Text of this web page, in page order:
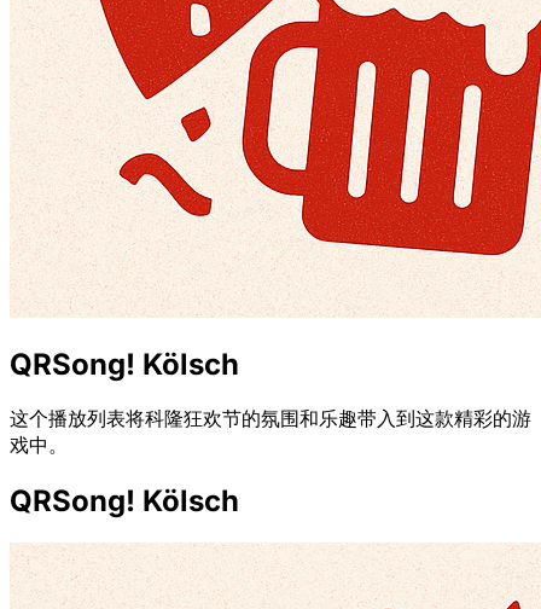
QRSong! Kölsch
这个播放列表将科隆狂欢节的氛围和乐趣带入到这款精彩的游
戏中。
QRSong! Kölsch